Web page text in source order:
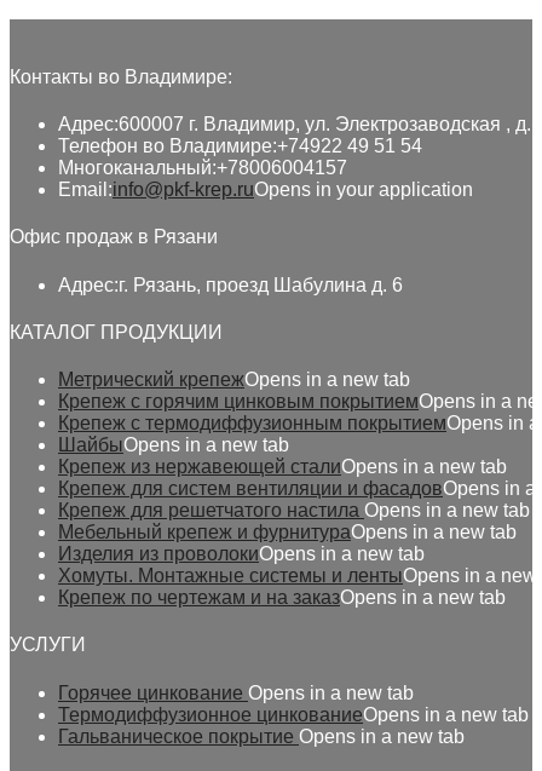
Контакты во Владимире:
Адрес:600007 г. Владимир, ул. Электрозаводская , д.
Телефон во Владимире:+74922 49 51 54
Многоканальный:+78006004157
Email:info@pkf-krep.ruOpens in your application
Офис продаж в Рязани
Адрес:г. Рязань, проезд Шабулина д. 6
КАТАЛОГ ПРОДУКЦИИ
Метрический крепежOpens in a new tab
Крепеж с горячим цинковым покрытиемOpens in a
Крепеж с термодиффузионным покрытиемOpens in
ШайбыOpens in a new tab
Крепеж из нержавеющей сталиOpens in a new tab
Крепеж для систем вентиляции и фасадовOpens in a
Крепеж для решетчатого настила Opens in a new tab
Мебельный крепеж и фурнитураOpens in a new tab
Изделия из проволокиOpens in a new tab
Хомуты. Монтажные системы и лентыOpens in a new
Крепеж по чертежам и на заказOpens in a new tab
УСЛУГИ
Горячее цинкование Opens in a new tab
Термодиффузионное цинкованиеOpens in a new tab
Гальваническое покрытие Opens in a new tab